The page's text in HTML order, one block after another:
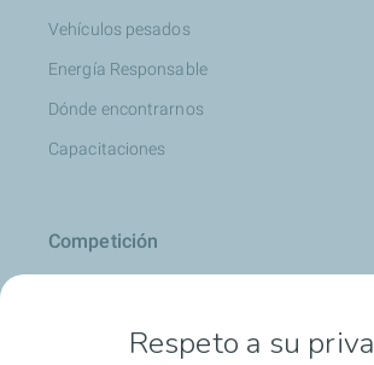
Vehículos pesados
Energía Responsable
Dónde encontrarnos
Capacitaciones
Competición
MotociclismoRespeto a su